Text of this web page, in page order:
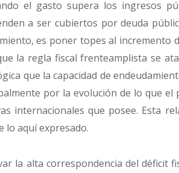
el gasto supera los ingresos
a ser cubiertos por deuda
es poner topes al incremento
la regla fiscal frenteamplista se
que la capacidad de
por la evolución de lo que el
internacionales que posee. Esta
lo aquí expresado.
la alta correspondencia del déficit